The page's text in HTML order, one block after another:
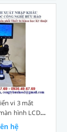
vi 3 mắt
hình LCD
cao
hệ